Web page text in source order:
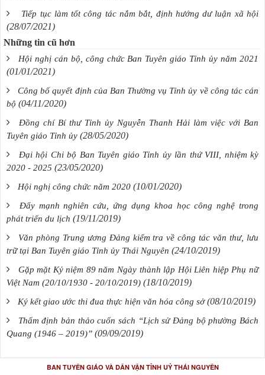
Tiếp tục làm tốt công tác nắm bắt, định hướng dư luận xã hội
(28/07/2021)
Những tin cũ hơn
Hội nghị cán bộ, công chức Ban Tuyên giáo Tỉnh ủy năm 2021
(01/01/2021)
Công bố quyết định của Ban Thường vụ Tỉnh ủy về công tác cán
bộ (04/11/2020)
Đồng chí Bí thư Tỉnh ủy Nguyễn Thanh Hải làm việc với Ban
Tuyên giáo Tỉnh ủy (28/05/2020)
Đại hội Chi bộ Ban Tuyên giáo Tỉnh ủy lần thứ VIII, nhiệm kỳ
2020 - 2025 (23/05/2020)
Hội nghị công chức năm 2020 (10/01/2020)
Đẩy mạnh nghiên cứu, ứng dụng khoa học công nghệ trong
phát triển du lịch (19/11/2019)
Văn phòng Trung ương Đảng kiểm tra về công tác văn thư, lưu
trữ tại Ban Tuyên giáo Tỉnh ủy Thái Nguyên (24/10/2019)
Gặp mặt Kỷ niệm 89 năm Ngày thành lập Hội Liên hiệp Phụ nữ
Việt Nam (20/10/1930 - 20/10/2019) (18/10/2019)
Ký kết giao ước thi đua thực hiện văn hóa công sở (08/10/2019)
Thẩm định bản thảo cuốn sách “Lịch sử Đảng bộ phường Bách
Quang (1946 – 2019)” (09/09/2019)
BAN TUYÊN GIÁO VÀ DÂN VẬN TỈNH UỶ THÁI NGUYÊN